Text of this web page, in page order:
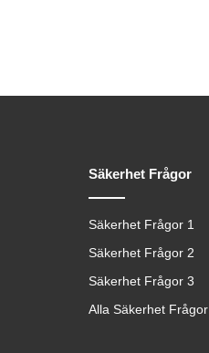
Säkerhet Frågor
Säkerhet Frågor 1
Säkerhet Frågor 2
Säkerhet Frågor 3
Alla Säkerhet Frågor